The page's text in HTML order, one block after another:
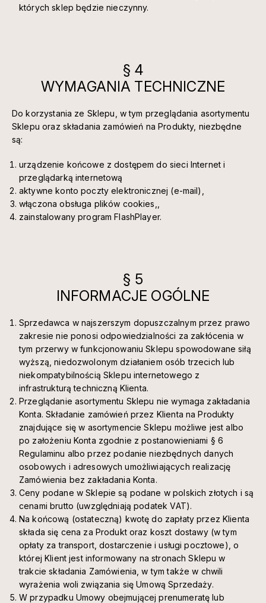
których sklep będzie nieczynny.
§ 4
WYMAGANIA TECHNICZNE
Do korzystania ze Sklepu, w tym przeglądania asortymentu
Sklepu oraz składania zamówień na Produkty, niezbędne
są:
urządzenie końcowe z dostępem do sieci Internet i
przeglądarką internetową
aktywne konto poczty elektronicznej (e-mail),
włączona obsługa plików cookies,,
zainstalowany program FlashPlayer.
§ 5
INFORMACJE OGÓLNE
Sprzedawca w najszerszym dopuszczalnym przez prawo
zakresie nie ponosi odpowiedzialności za zakłócenia w
tym przerwy w funkcjonowaniu Sklepu spowodowane siłą
wyższą, niedozwolonym działaniem osób trzecich lub
niekompatybilnością Sklepu internetowego z
infrastrukturą techniczną Klienta.
Przeglądanie asortymentu Sklepu nie wymaga zakładania
Konta. Składanie zamówień przez Klienta na Produkty
znajdujące się w asortymencie Sklepu możliwe jest albo
po założeniu Konta zgodnie z postanowieniami § 6
Regulaminu albo przez podanie niezbędnych danych
osobowych i adresowych umożliwiających realizację
Zamówienia bez zakładania Konta.
Ceny podane w Sklepie są podane w polskich złotych i są
cenami brutto (uwzględniają podatek VAT).
Na końcową (ostateczną) kwotę do zapłaty przez Klienta
składa się cena za Produkt oraz koszt dostawy (w tym
opłaty za transport, dostarczenie i usługi pocztowe), o
której Klient jest informowany na stronach Sklepu w
trakcie składania Zamówienia, w tym także w chwili
wyrażenia woli związania się Umową Sprzedaży.
W przypadku Umowy obejmującej prenumeratę lub